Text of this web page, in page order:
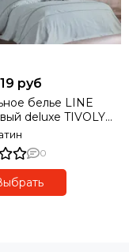
руб
белье LINE
deluxe TIVOLYO
0